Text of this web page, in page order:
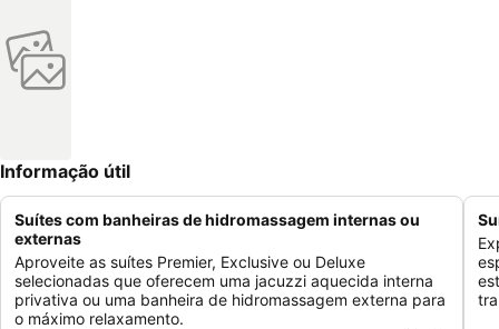
Informação útil
Suítes com banheiras de hidromassagem internas ou
externas
Aproveite as suítes Premier, Exclusive ou Deluxe
selecionadas que oferecem uma jacuzzi aquecida interna
privativa ou uma banheira de hidromassagem externa para
o máximo relaxamento.